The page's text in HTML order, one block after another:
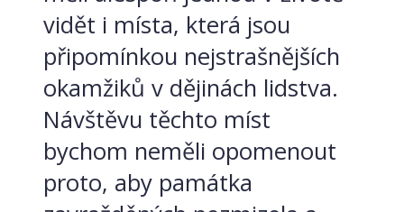
vidět i místa, která jsou
připomínkou nejstrašnějších
okamžiků v dějinách lidstva.
Návštěvu těchto míst
bychom neměli opomenout
proto, aby památka